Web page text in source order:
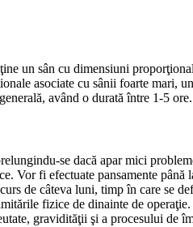
un sân cu dimensiuni
asociate cu sânii foarte mari,
având o durată între 1-5 ore.
se dacă apar mici
Vor fi efectuate pansamente până
de câteva luni, timp în care se
fizice de dinainte de
gravidităţii şi a procesului de